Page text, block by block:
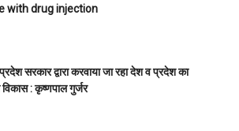
with drug injection
सरकार द्वारा करवाया जा रहा देश व प्रदेश का
: कृष्णपाल गुर्जर